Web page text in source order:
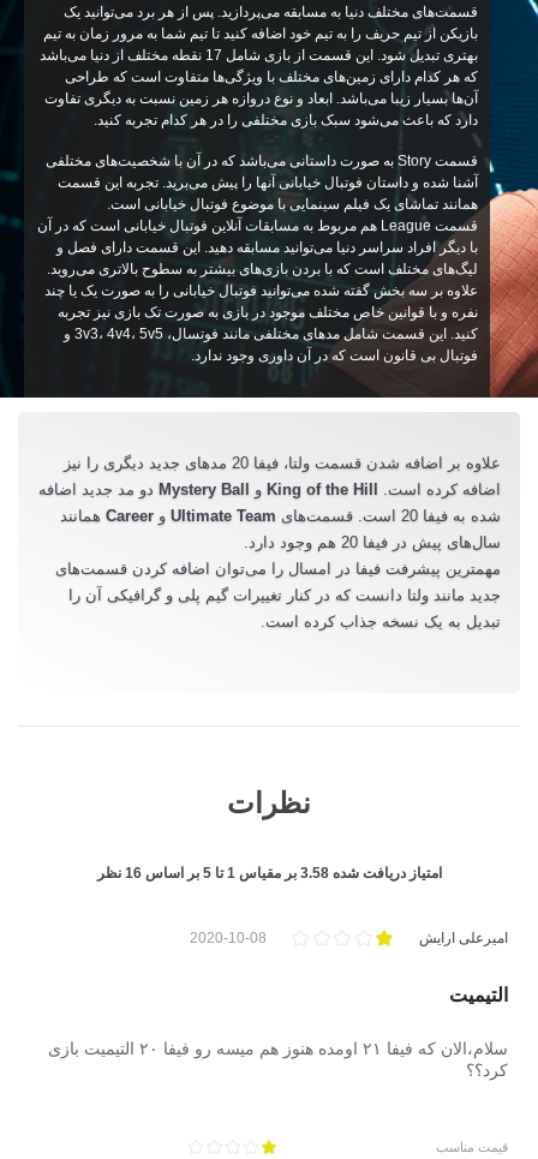
قسمت‌های مختلف دنیا به مسابقه می‌پردازید. پس از هر برد می‌توانید یک
بازیکن از تیم حریف را به تیم خود اضافه کنید تا تیم شما به مرور زمان به تیم
بهتری تبدیل شود. این قسمت از بازی شامل 17 نقطه مختلف از دنیا می‌باشد
که هر کدام دارای زمین‌های مختلف با ویژگی‌ها متفاوت است که طراحی
آن‌ها بسیار زیبا می‌باشد. ابعاد و نوع دروازه هر زمین نسبت به دیگری تفاوت
دارد که باعث می‌شود سبک بازی مختلفی را در هر کدام تجربه کنید.
قسمت Story به صورت داستانی می‌باشد که در آن با شخصیت‌های مختلفی
آشنا شده و داستان فوتبال خیابانی آنها را پیش می‌برید. تجربه این قسمت
همانند تماشای یک فیلم سینمایی با موضوع فوتبال خیابانی است.
قسمت League هم مربوط به مسابقات آنلاین فوتبال خیابانی است که در آن
با دیگر افراد سراسر دنیا می‌توانید مسابقه دهید. این قسمت دارای فصل و
لیگ‌های مختلف است که با بردن بازی‌های بیشتر به سطوح بالاتری می‌روید.
علاوه بر سه بخش گفته شده می‌توانید فوتبال خیابانی را به صورت یک یا چند
نفره و با قوانین خاص مختلف موجود در بازی به صورت تک بازی نیز تجربه
کنید. این قسمت شامل مدهای مختلفی مانند فوتسال، 3v3، 4v4، 5v5 و
فوتبال بی قانون است که در آن داوری وجود ندارد.
علاوه بر اضافه شدن قسمت ولتا، فیفا 20 مدهای جدید دیگری را نیز
اضافه کرده است.
King of the Hill و Mystery Ball دو مد جدید اضافه
شده به فیفا 20 است. قسمت‌های
Ultimate Team و Career همانند
سال‌های پیش در فیفا 20 هم وجود دارد.
مهمترین پیشرفت فیفا در امسال را می‌توان اضافه کردن قسمت‌های
جدید مانند ولتا دانست که در کنار تغییرات گیم پلی و گرافیکی آن را
تبدیل به یک نسخه جذاب کرده است.
نظرات
امتیاز دریافت شده3.58 بر مقیاس1تا5 بر اساس16 نظر
امیرعلی ارایش 2020-10-08
التیمیت
سلام،الان که فیفا ۲۱ اومده هنوز هم میسه رو فیفا ۲۰ التیمیت بازی
کرد؟؟
قیمت مناسب